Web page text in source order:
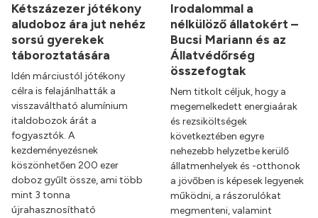
Kétszázezer jótékony
aludoboz ára jut nehéz
sorsú gyerekek
táboroztatására
Idén márciustól jótékony
célra is felajánlhatták a
visszaváltható alumínium
italdobozok árát a
fogyasztók. A
kezdeményezésnek
köszönhetően 200 ezer
doboz gyűlt össze, ami több
mint 3 tonna
újrahasznosítható
Irodalommal a
nélkülöző állatokért –
Bucsi Mariann és az
Állatvédőrség
összefogtak
Nem titkolt céljuk, hogy a
megemelkedett energiaárak
és rezsiköltségek
következtében egyre
nehezebb helyzetbe kerülő
állatmenhelyek és -otthonok
a jövőben is képesek legyenek
működni, a rászorulókat
megmenteni, valamint